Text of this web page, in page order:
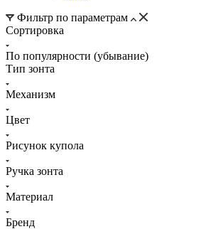
Фильтр по параметрам
Сортировка
По популярности (убывание)
Тип зонта
Механизм
Цвет
Рисунок купола
Ручка зонта
Материал
Бренд